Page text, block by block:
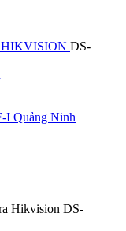
HIKVISION DS-
Hikvision DS-